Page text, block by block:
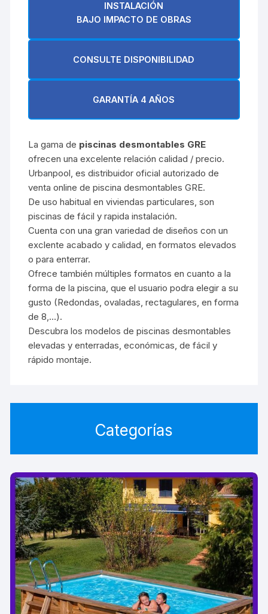
INSTALACIÓN
BAJO IMPACTO DE OBRAS
CONSULTE DISPONIBILIDAD
GARANTÍA 4 AÑOS
La gama de piscinas desmontables GRE
ofrecen una excelente relación calidad / precio.
Urbanpool, es distribuidor oficial autorizado de
venta online de piscina desmontables GRE.
De uso habitual en viviendas particulares, son
piscinas de fácil y rapida instalación.
Cuenta con una gran variedad de diseños con un
exclente acabado y calidad, en formatos elevados
o para enterrar.
Ofrece también múltiples formatos en cuanto a la
forma de la piscina, que el usuario podra elegir a su
gusto (Redondas, ovaladas, rectagulares, en forma
de 8,…).
Descubra los modelos de piscinas desmontables
elevadas y enterradas, económicas, de fácil y
rápido montaje.
Categorías